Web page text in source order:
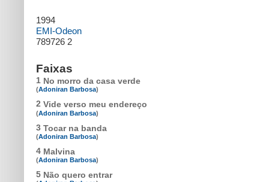
1994
EMI-Odeon
789726 2
Faixas
1 No morro da casa verde
(Adoniran Barbosa)
2 Vide verso meu endereço
(Adoniran Barbosa)
3 Tocar na banda
(Adoniran Barbosa)
4 Malvina
(Adoniran Barbosa)
5 Não quero entrar